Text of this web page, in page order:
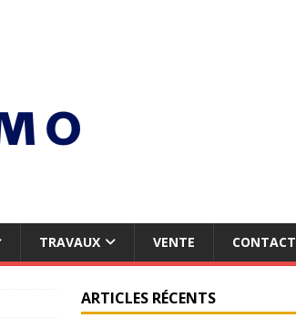
TRAVAUX VENTE CONTACT
ARTICLES RÉCENTS